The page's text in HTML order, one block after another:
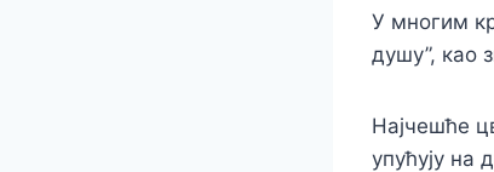
У многим
душу”, као
Најчешће
упућују на